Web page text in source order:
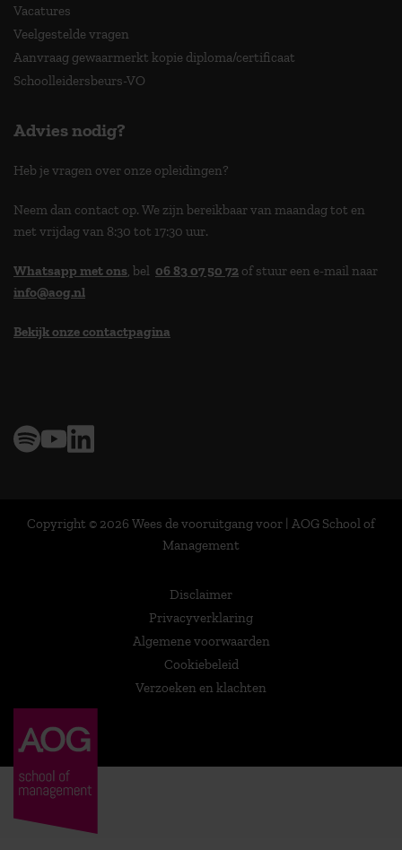
Vacatures
Veelgestelde vragen
Aanvraag gewaarmerkt kopie diploma/certificaat
Schoolleidersbeurs-VO
Advies nodig?
Heb je vragen over onze opleidingen?
Neem dan contact op. We zijn bereikbaar van maandag tot en
met vrijdag van 8:30 tot 17:30 uur.
Whatsapp met ons, bel 06 83 07 50 72 of stuur een e-mail naar
info@aog.nl
Bekijk onze contactpagina
Copyright © 2026 Wees de vooruitgang voor | AOG School of
Management
Disclaimer
Privacyverklaring
Algemene voorwaarden
Cookiebeleid
Verzoeken en klachten